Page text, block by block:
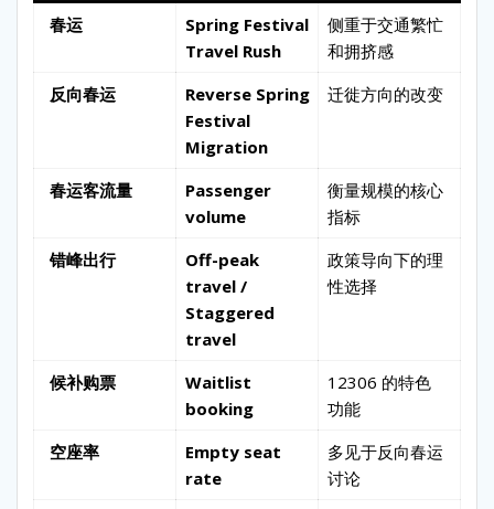
春运
Spring Festival
Travel Rush
侧重于交通繁忙
和拥挤感
反向春运
Reverse Spring
Festival
Migration
迁徙方向的改变
春运客流量
Passenger
volume
衡量规模的核心
指标
错峰出行
Off-peak
travel /
Staggered
travel
政策导向下的理
性选择
候补购票
Waitlist
booking
12306 的特色
功能
空座率
Empty seat
rate
多见于反向春运
讨论